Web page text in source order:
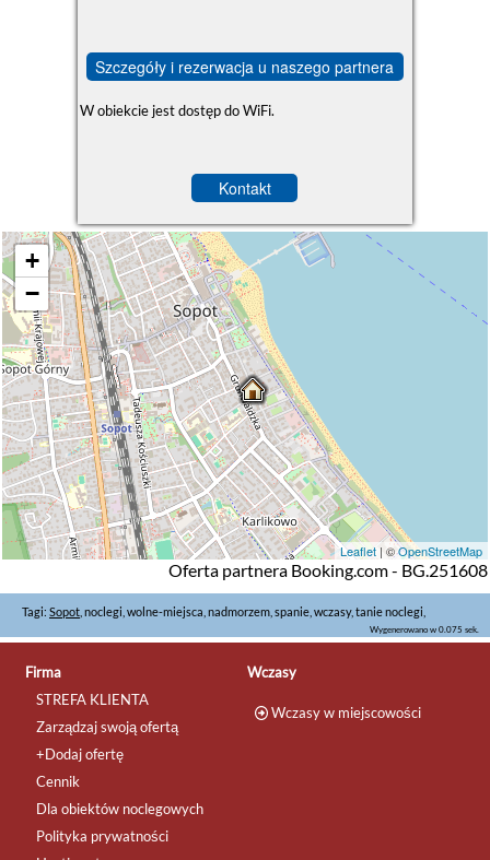
Szczegóły i rezerwacja u naszego partnera
W obiekcie jest dostęp do WiFi.
Kontakt
+
−
Leaflet | ©OpenStreetMap
Oferta partnera Booking.com - BG.251608
Tagi: Sopot , noclegi, wolne-miejsca, nadmorzem, spanie, wczasy, tanie noclegi,
Wygenerowano w 0.075 sek.
Firma
STREFA KLIENTA
Zarządzaj swoją ofertą
+Dodaj ofertę
Cennik
Dla obiektów noclegowych
Polityka prywatności
Wczasy
Wczasy w miejscowości